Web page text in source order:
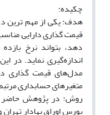
چکیده:
هدف: یکی از مهم ترین
قیمت گذاری دارایی
دهد، بتواند نرخ
اندازه‌گیری نماید.
مدل‌های قیمت گذاری
متغیرهای حسابداری